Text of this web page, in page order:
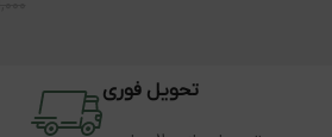
تحویل فوری